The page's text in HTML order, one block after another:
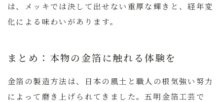
は、メッキでは決して出せない重厚な輝きと、経年変
化による味わいがあります。
まとめ：本物の金箔に触れる体験を
金箔の製造方法は、日本の風土と職人の根気強い努力
によって磨き上げられてきました。五明金箔工芸で